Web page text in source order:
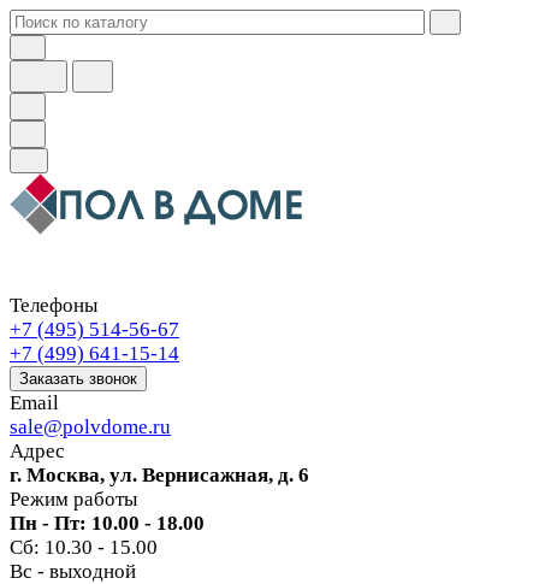
Телефоны
+7 (495) 514-56-67
+7 (499) 641-15-14
Заказать звонок
Email
sale@polvdome.ru
Адрес
г. Москва, ул. Вернисажная, д. 6
Режим работы
Пн - Пт: 10.00 - 18.00
Сб: 10.30 - 15.00
Вс - выходной